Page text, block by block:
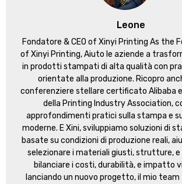
Leone
Fondatore &CEO of Xinyi Printing As the
of Xinyi Printing, Aiuto le aziende a
in prodotti stampati di alta qualità con
orientate alla produzione. Ricopro
conferenziere stellare certificato Alibaba
della Printing Industry Association,
approfondimenti pratici sulla stampa e
moderne. E Xini, sviluppiamo soluzioni di
basate su condizioni di produzione reali,
selezionare i materiali giusti, strutture, e
bilanciare i costi, durabilità, e impatto
lanciando un nuovo progetto, il mio team